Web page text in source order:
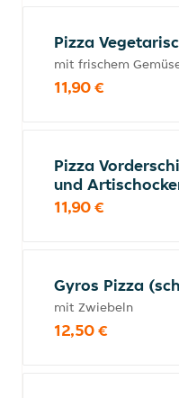
Pizza
mit frischem
11,90 €
Pizza
und
11,90 €
Gyros Pizza
mit Zwiebeln
12,50 €